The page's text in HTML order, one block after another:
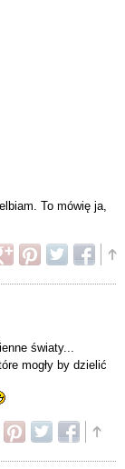
To mówię ja,
światy...
mogły by dzielić